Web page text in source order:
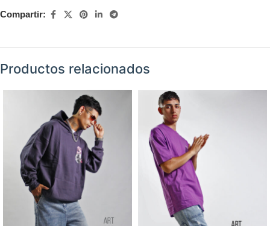
Compartir:
Productos relacionados